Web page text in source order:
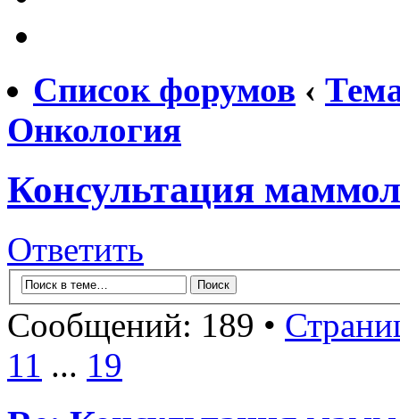
Список форумов ‹
Онкология
Консультация
Ответить
Сообщений: 189 •
11 ... 19